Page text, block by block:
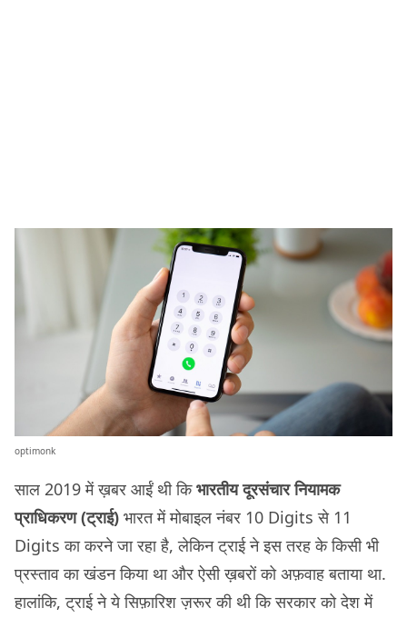
optimonk
साल 2019 में ख़बर आईं थी किभारतीय दूरसंचार नियामक
प्राधिकरण (ट्राई) भारत में मोबाइल नंबर 10 Digits से 11
Digits का करने जा रहा है, लेकिन ट्राई ने इस तरह के किसी भी
प्रस्ताव का खंडन किया था और ऐसी ख़बरों को अफ़वाह बताया था.
हालांकि, ट्राई ने ये सिफ़ारिश ज़रूर की थी कि सरकार को देश में